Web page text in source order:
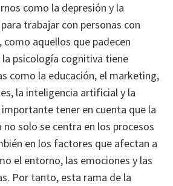
como la depresión y la
trabajar con personas con
aquellos que padecen
la psicología cognitiva tiene
como la educación, el marketing,
la inteligencia artificial y la
tener en cuenta que la
solo se centra en los procesos
en los factores que afectan a
el entorno, las emociones y las
Por tanto, esta rama de la